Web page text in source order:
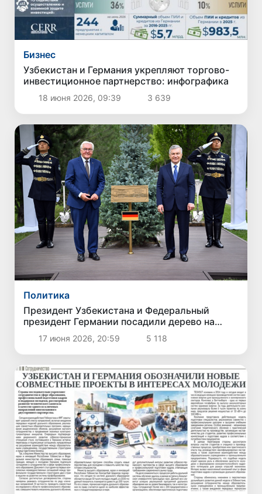
Бизнес
Узбекистан и Германия укрепляют торгово-
инвестиционное партнерство: инфографика
18 июня 2026, 09:39 3 639
Политика
Президент Узбекистана и Федеральный
президент Германии посадили дерево на
Аллее почетных гостей
17 июня 2026, 20:59 5 118